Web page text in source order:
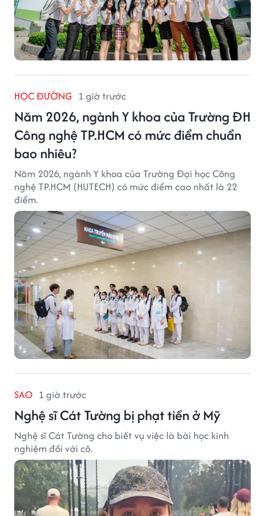
HỌC ĐƯỜNG 1 giờ trước
Năm 2026, ngành Y khoa của Trường ĐH
Công nghệ TP.HCM có mức điểm chuẩn
bao nhiêu?
Năm 2026, ngành Y khoa của Trường Đại học Công
nghệ TP.HCM (HUTECH) có mức điểm cao nhất là 22
điểm.
SAO 1 giờ trước
Nghệ sĩ Cát Tường bị phạt tiền ở Mỹ
Nghệ sĩ Cát Tường cho biết vụ việc là bài học kinh
nghiệm đối với cô.